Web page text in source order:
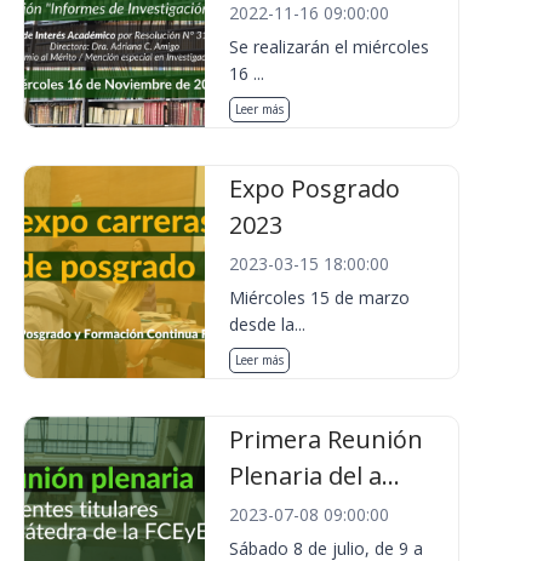
2022-11-16 09:00:00
Se realizarán el miércoles
16 ...
Leer más
Expo Posgrado
2023
2023-03-15 18:00:00
Miércoles 15 de marzo
desde la...
Leer más
Primera Reunión
Plenaria del a...
2023-07-08 09:00:00
Sábado 8 de julio, de 9 a